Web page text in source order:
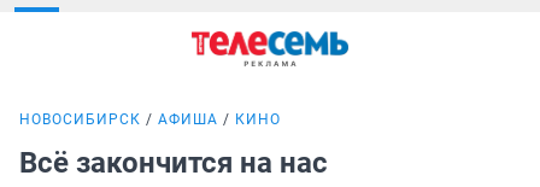
НОВОСИБИРСК АФИША КИНО
Всё закончится на нас